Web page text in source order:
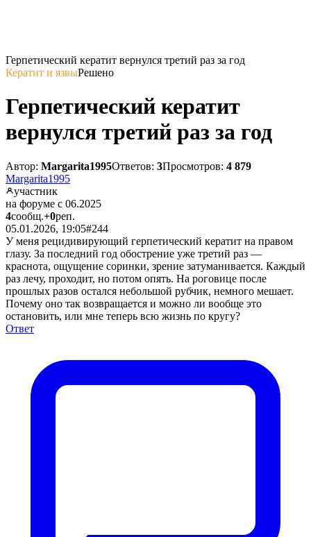
Герпетический кератит вернулся третий раз за год
Кератит и язвыРешено
Герпетический кератит
вернулся третий раз за год
Автор: Margarita1995Ответов: 3Просмотров: 4 879
Margarita1995
участник
на форуме с 06.2025
4сообщ.+0реп.
05.01.2026, 19:05#244
У меня рецидивирующий герпетический кератит на правом
глазу. За последний год обострение уже третий раз —
краснота, ощущение соринки, зрение затуманивается. Каждый
раз лечу, проходит, но потом опять. На роговице после
прошлых разов остался небольшой рубчик, немного мешает.
Почему оно так возвращается и можно ли вообще это
остановить, или мне теперь всю жизнь по кругу?
Ответ